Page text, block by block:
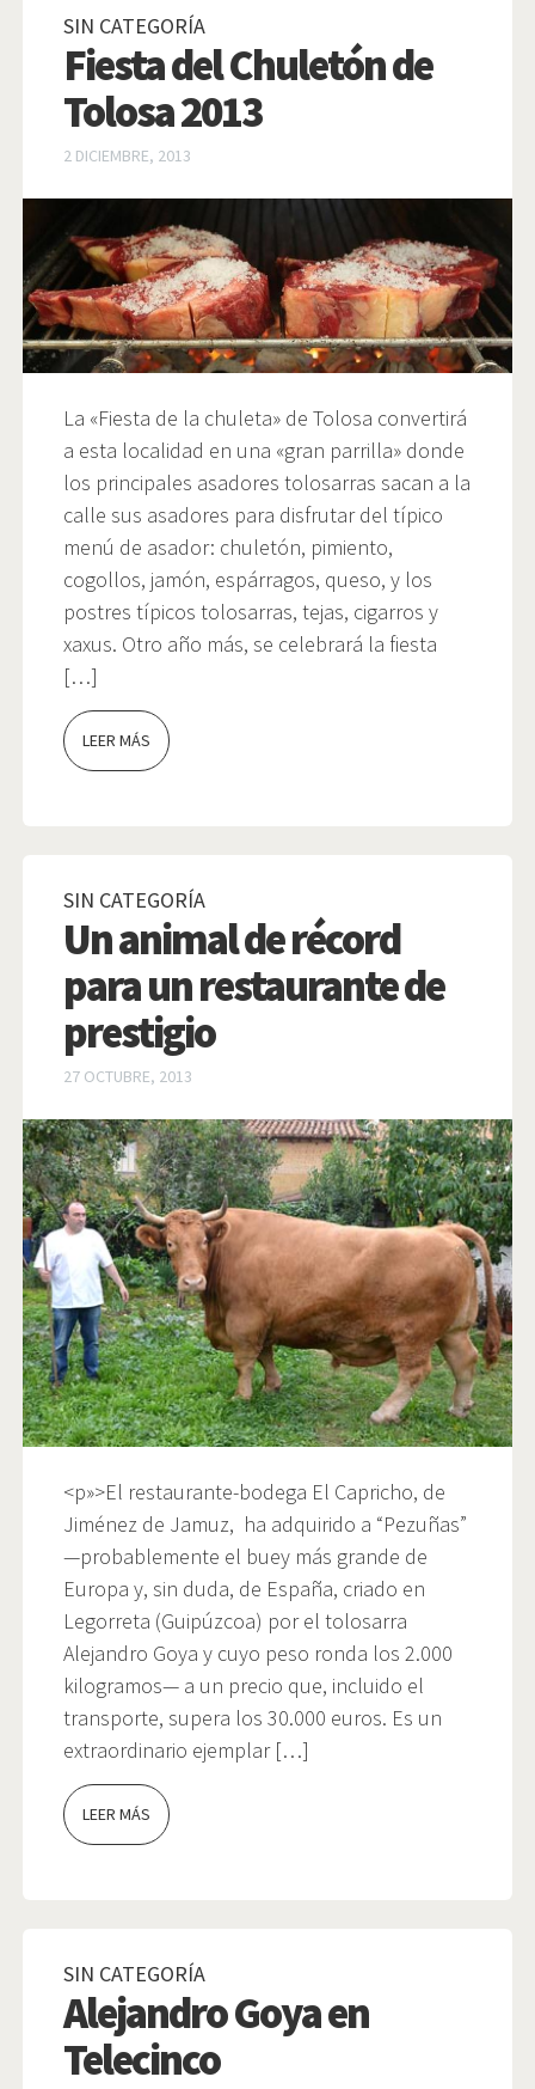
SIN CATEGORÍA
Fiesta del Chuletón de
Tolosa 2013
2 DICIEMBRE, 2013
La «Fiesta de la chuleta» de Tolosa convertirá
a esta localidad en una «gran parrilla» donde
los principales asadores tolosarras sacan a la
calle sus asadores para disfrutar del típico
menú de asador: chuletón, pimiento,
cogollos, jamón, espárragos, queso, y los
postres típicos tolosarras, tejas, cigarros y
xaxus. Otro año más, se celebrará la fiesta
[…]
LEER MÁS
SIN CATEGORÍA
Un animal de récord
para un restaurante de
prestigio
27 OCTUBRE, 2013
<p»>El restaurante-bodega El Capricho, de
Jiménez de Jamuz, ha adquirido a “Pezuñas”
—probablemente el buey más grande de
Europa y, sin duda, de España, criado en
Legorreta (Guipúzcoa) por el tolosarra
Alejandro Goya y cuyo peso ronda los 2.000
kilogramos— a un precio que, incluido el
transporte, supera los 30.000 euros. Es un
extraordinario ejemplar […]
LEER MÁS
SIN CATEGORÍA
Alejandro Goya en
Telecinco